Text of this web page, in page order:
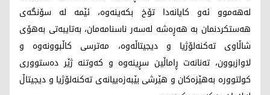
لەهەموو ئەو کایانەدا تۆخ بکەینەوە، ئێمە لە سۆنگەی
هەستکردنمان بە هەڕەشە لەسەر ناسنامەمان، بەتایبەتی بەهۆی
شاڵاوی تەکنەلۆژیا و دیجیتاڵەوە، مەترسی کاڵبوونەوە و
لاوازبوون، تەنانەت ڕاماڵین سڕینەوە و کەوتنە ژێر دەستووری
کولتوورە بەهێزەکان و هێرشی بێبەزەییانەی تەکنەلۆژیا و دیجیتاڵ